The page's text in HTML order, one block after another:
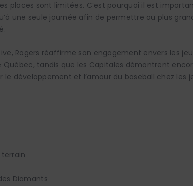
places sont limitées. C’est pourquoi il est
une seule journée afin de permettre au plus
Rogers réaffirme son engagement envers les
tandis que les Capitales démontrent
développement et l’amour du baseball chez les
Diamants